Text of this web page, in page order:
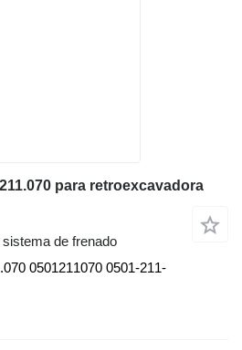
para retroexcavadora
de frenado
0501211070 0501-211-